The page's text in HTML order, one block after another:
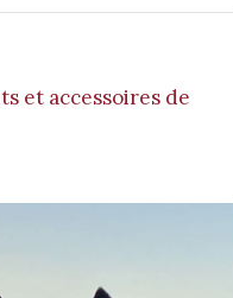
et accessoires de